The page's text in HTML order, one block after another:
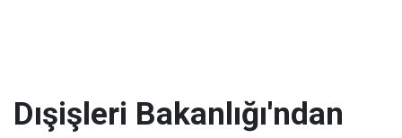
Dışişleri Bakanlığı'ndan